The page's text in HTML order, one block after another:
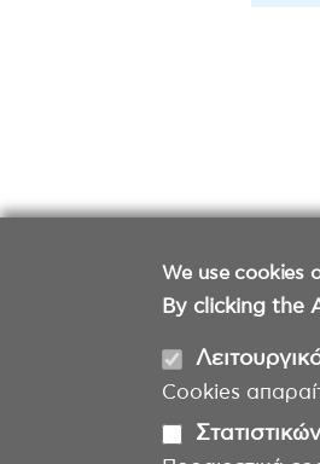
We use cookies
By clicking the
Cookies
Στατιστικών